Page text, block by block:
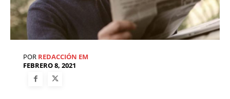
POR REDACCIÓN EM
FEBRERO 8, 2021